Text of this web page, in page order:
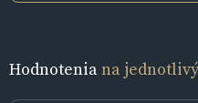
Hodnoteniana